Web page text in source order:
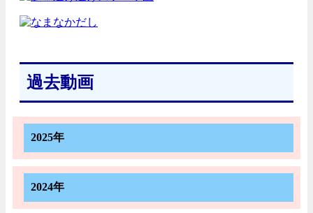
過去動画
2025年
2024年